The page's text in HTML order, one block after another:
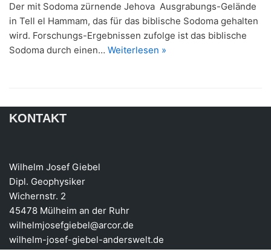
Der mit Sodoma zürnende Jehova Ausgrabungs-Gelände
in Tell el Hammam, das für das biblische Sodoma gehalten
wird. Forschungs-Ergebnissen zufolge ist das biblische
Sodoma durch einen… Weiterlesen »
KONTAKT
Wilhelm Josef Giebel
Dipl. Geophysiker
Wichernstr. 2
45478 Mülheim an der Ruhr
wilhelmjosefgiebel@arcor.de
wilhelm-josef-giebel-anderswelt.de